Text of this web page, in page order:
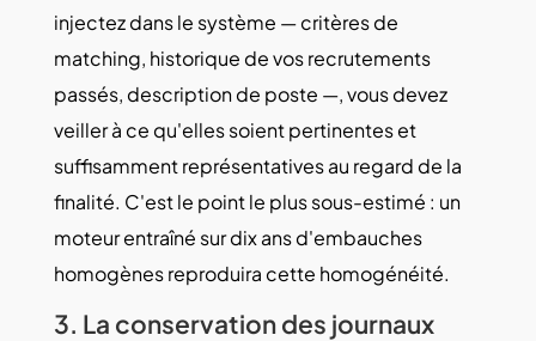
injectez dans le système — critères de
matching, historique de vos recrutements
passés, description de poste —, vous devez
veiller à ce qu'elles soient pertinentes et
suffisamment représentatives au regard de la
finalité. C'est le point le plus sous-estimé : un
moteur entraîné sur dix ans d'embauches
homogènes reproduira cette homogénéité.
3. La conservation des journaux